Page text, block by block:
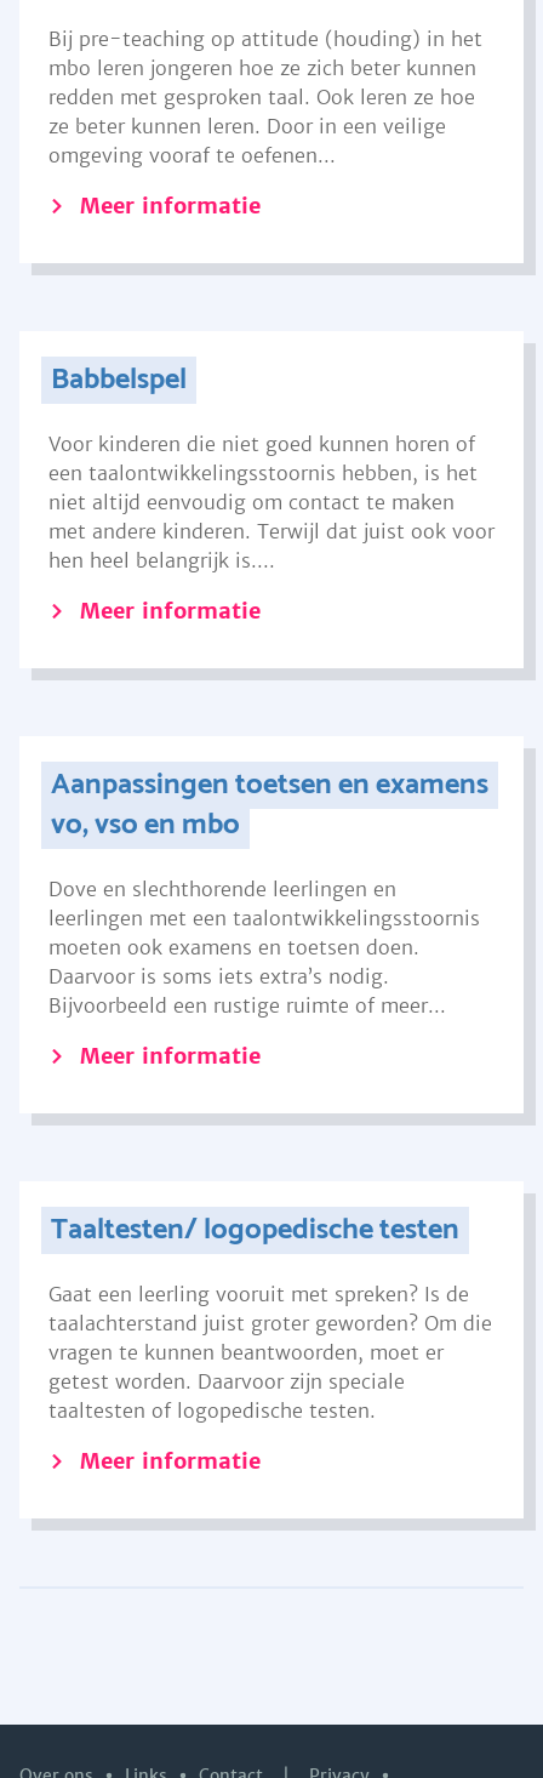
Bij pre-teaching op attitude (houding) in het
mbo leren jongeren hoe ze zich beter kunnen
redden met gesproken taal. Ook leren ze hoe
ze beter kunnen leren. Door in een veilige
omgeving vooraf te oefenen...
Meer informatie
Babbelspel
Voor kinderen die niet goed kunnen horen of
een taalontwikkelingsstoornis hebben, is het
niet altijd eenvoudig om contact te maken
met andere kinderen. Terwijl dat juist ook voor
hen heel belangrijk is....
Meer informatie
Aanpassingen toetsen en examens
vo, vso en mbo
Dove en slechthorende leerlingen en
leerlingen met een taalontwikkelingsstoornis
moeten ook examens en toetsen doen.
Daarvoor is soms iets extra’s nodig.
Bijvoorbeeld een rustige ruimte of meer...
Meer informatie
Taaltesten/ logopedische testen
Gaat een leerling vooruit met spreken? Is de
taalachterstand juist groter geworden? Om die
vragen te kunnen beantwoorden, moet er
getest worden. Daarvoor zijn speciale
taaltesten of logopedische testen.
Meer informatie